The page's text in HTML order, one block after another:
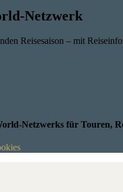
Netzwerk
Reisesaison – mit
Netzwerks für Touren,